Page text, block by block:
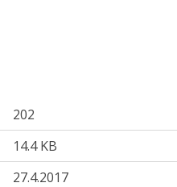
202
14.4 KB
27.4.2017